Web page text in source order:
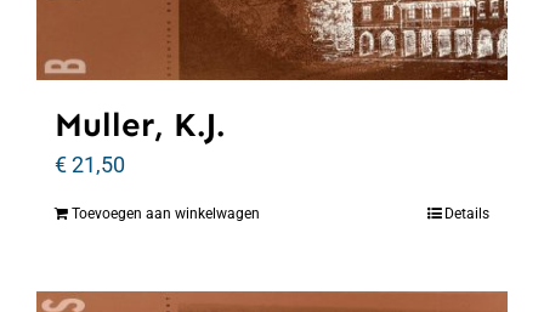
Muller, K.J.
€21,50
Toevoegen aan winkelwagen Details